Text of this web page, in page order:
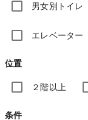
男女別トイレ
エレベーター
位置
２階以上
条件